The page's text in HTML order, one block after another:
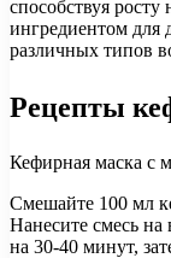
способствуя
ингредиентом для
различных типов
Рецепты
Кефирная маска с
Смешайте 100 мл
Нанесите смесь на
на 30-40 минут,